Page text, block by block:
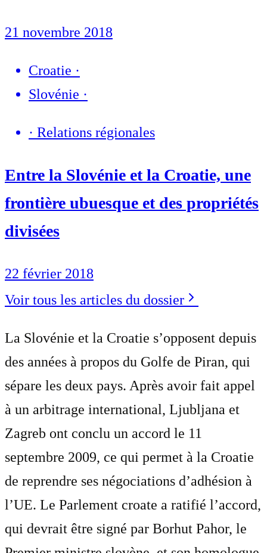
21 novembre 2018
Croatie ·
Slovénie ·
· Relations régionales
Entre la Slovénie et la Croatie, une
frontière ubuesque et des propriétés
divisées
22 février 2018
Voir tous les articles du dossier
La Slovénie et la Croatie s’opposent depuis
des années à propos du Golfe de Piran, qui
sépare les deux pays. Après avoir fait appel
à un arbitrage international, Ljubljana et
Zagreb ont conclu un accord le 11
septembre 2009, ce qui permet à la Croatie
de reprendre ses négociations d’adhésion à
l’UE. Le Parlement croate a ratifié l’accord,
qui devrait être signé par Borhut Pahor, le